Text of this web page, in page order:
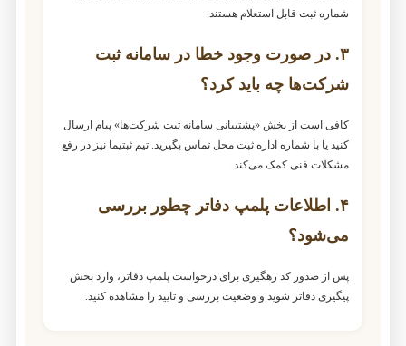
شماره ثبت قابل استعلام هستند.
۳. در صورت وجود خطا در سامانه ثبت
شرکت‌ها چه باید کرد؟
کافی است از بخش «پشتیبانی سامانه ثبت شرکت‌ها» پیام ارسال
کنید یا با شماره اداره ثبت محل تماس بگیرید. تیم ثبتیما نیز در رفع
مشکلات فنی کمک می‌کند.
۴. اطلاعات پلمپ دفاتر چطور بررسی
می‌شود؟
پس از صدور کد رهگیری برای درخواست پلمپ دفاتر، وارد بخش
پیگیری دفاتر شوید و وضعیت بررسی و تایید را مشاهده کنید.